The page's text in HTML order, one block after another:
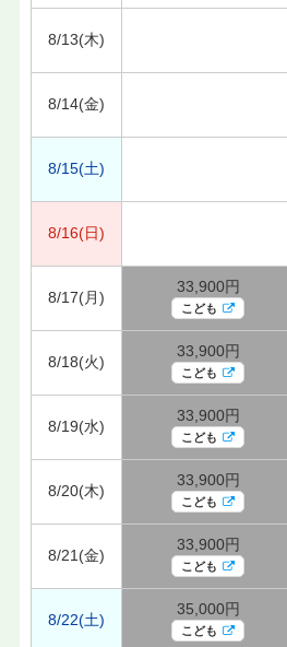
8/13(木)
8/14(金)
8/15(土)
8/16(日)
8/17(月)
33,900円
こども
8/18(火)
33,900円
こども
8/19(水)
33,900円
こども
8/20(木)
33,900円
こども
8/21(金)
33,900円
こども
8/22(土)
35,000円
こども